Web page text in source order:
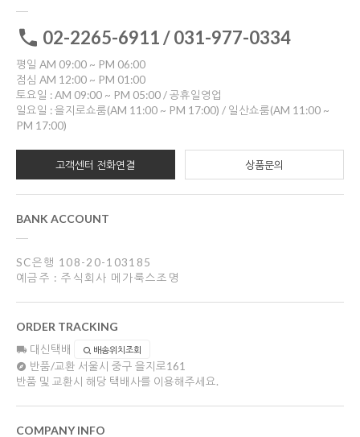
02-2265-6911 / 031-977-0334
평일 AM 09:00 ~ PM 06:00
점심 AM 12:00 ~ PM 01:00
토요일 : AM 09:00 ~ PM 05:00 / 공휴일영업
일요일 : 을지로쇼룸(AM 11:00 ~ PM 17:00) / 일산쇼룸(AM 11:00 ~
PM 17:00)
고객센터 전화연결 상품문의
BANK ACCOUNT
SC은행 108-20-103185
예금주 : 주식회사 메가룩스조명
ORDER TRACKING
대신택배 배송위치조회
반품/교환 서울시 중구 을지로161
반품 및 교환시 해당 택배사를 이용해주세요.
COMPANY INFO